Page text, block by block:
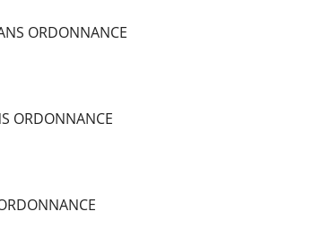
ORDONNANCE
ORDONNANCE